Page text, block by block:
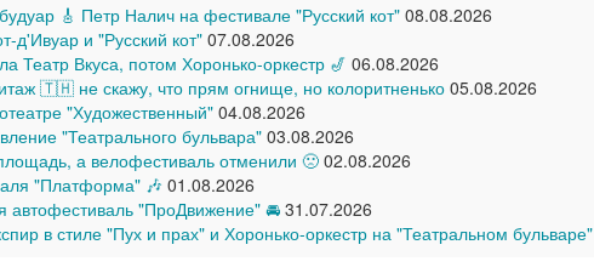
🎸 Петр Налич на фестивале "Русский кот" 08.08.2026
д'Ивуар и "Русский кот" 07.08.2026
Театр Вкуса, потом Хоронько-оркестр 🎷 06.08.2026
🇹🇭 не скажу, что прям огнище, но колоритненько 05.08.2026
"Художественный" 04.08.2026
"Театрального бульвара" 03.08.2026
а велофестиваль отменили 🙁 02.08.2026
"Платформа" 🎶 01.08.2026
автофестиваль "ПроДвижение" 🚘 31.07.2026
в стиле "Пух и прах" и Хоронько-оркестр на "Театральном бульваре"